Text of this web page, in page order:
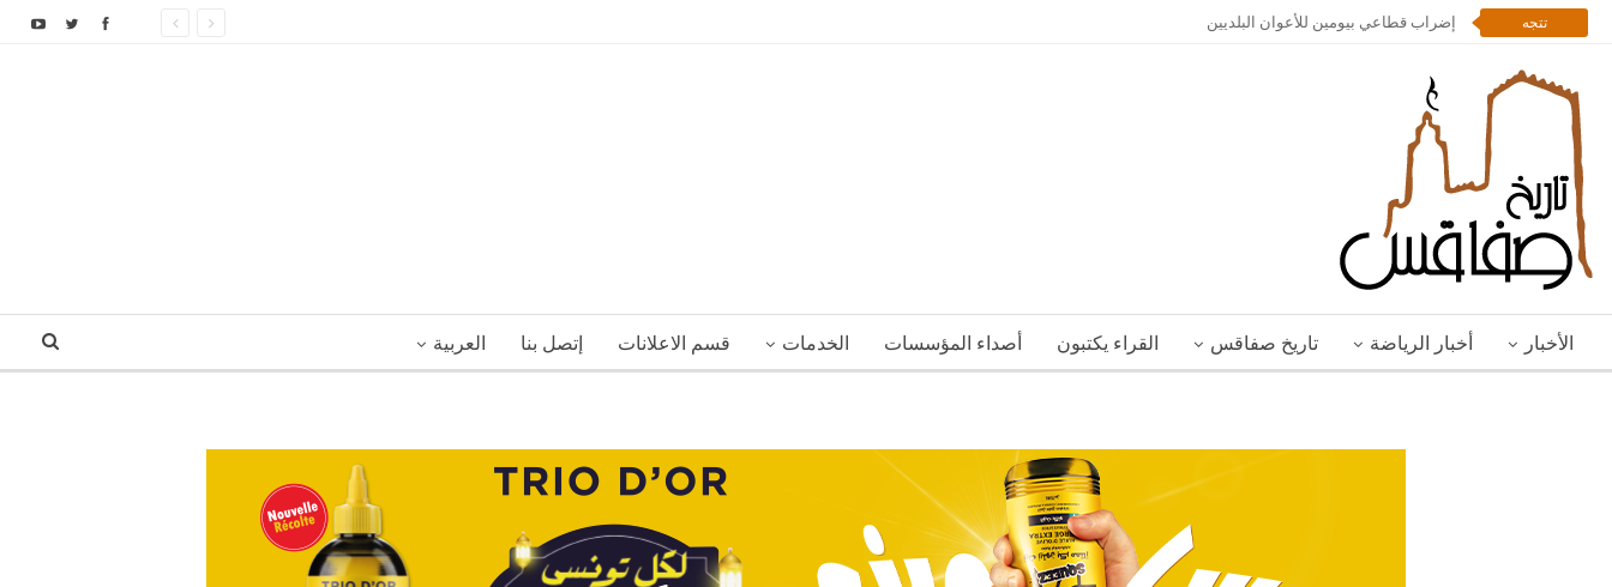
تتجه إضراب قطاعي بيومين للأعوان البلديين
الأخبار أخبار الرياضة تاريخ صفاقس القراء يكتبون أصداء المؤسسات الخدمات قسم الاعلانات إتصل بنا العربية